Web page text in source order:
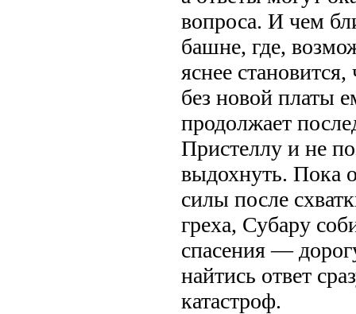
вопроса. И чем
башне, где,
яснее
без новой платы
продолжает
Пристеллу и не
выдохнуть. Пока
силы после
греха, Субару
спасения —
найтись ответ
катастроф.